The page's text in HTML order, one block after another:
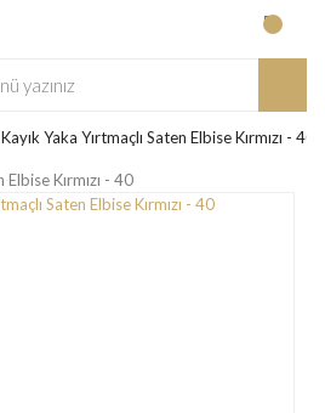
Kayık Yaka Yırtmaçlı Saten Elbise Kırmızı - 40